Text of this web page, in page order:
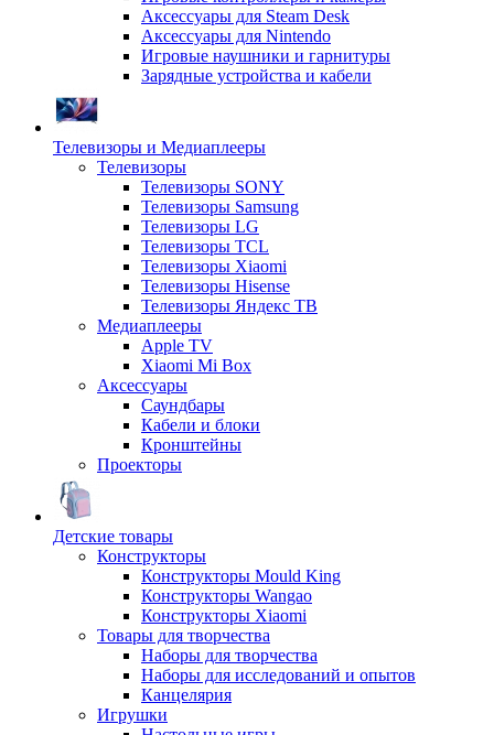
Аксессуары для Steam Desk
Аксессуары для Nintendo
Игровые наушники и гарнитуры
Зарядные устройства и кабели
Телевизоры и Медиаплееры
Телевизоры
Телевизоры SONY
Телевизоры Samsung
Телевизоры LG
Телевизоры TCL
Телевизоры Xiaomi
Телевизоры Hisense
Телевизоры Яндекс ТВ
Медиаплееры
Apple TV
Xiaomi Mi Box
Аксессуары
Саундбары
Кабели и блоки
Кронштейны
Проекторы
Детские товары
Конструкторы
Конструкторы Mould King
Конструкторы Wangao
Конструкторы Xiaomi
Товары для творчества
Наборы для творчества
Наборы для исследований и опытов
Канцелярия
Игрушки